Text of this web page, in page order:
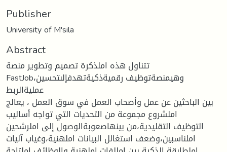
Publisher
University of M'sila
Abstract
تتناول هذه املذكرة تصميم وتطوير منصة
FastJob،وهيمنصةتوظيف رقميةذكيةتهدفإلىتحسين
عمليةالربط
بين الباحثين عن عمل وأصحاب العمل في سوق العمل ، يعالج
املشروع مجموعة من التحديات التي تواجه أساليب
التوظيف التقليدية،من بينهاصعوبةالوصول إلى املرشحين
املناسبين،وضعف استغالل البيانات املهنية،وغياب آليات